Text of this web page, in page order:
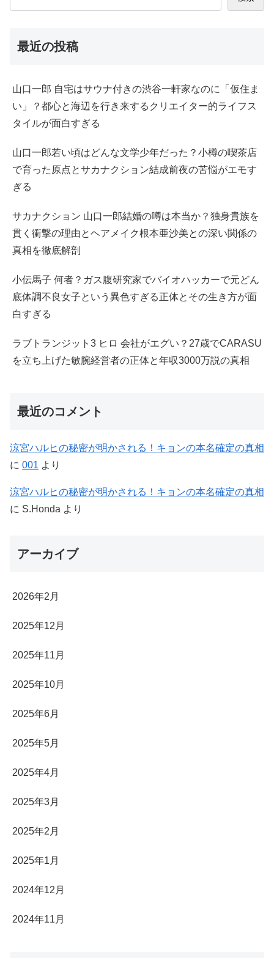
最近の投稿
山口一郎 自宅はサウナ付きの渋谷一軒家なのに「仮住ま
い」？都心と海辺を行き来するクリエイター的ライフス
タイルが面白すぎる
山口一郎若い頃はどんな文学少年だった？小樽の喫茶店
で育った原点とサカナクション結成前夜の苦悩がエモす
ぎる
サカナクション 山口一郎結婚の噂は本当か？独身貴族を
貫く衝撃の理由とヘアメイク根本亜沙美との深い関係の
真相を徹底解剖
小伝馬子 何者？ガス腹研究家でバイオハッカーで元どん
底体調不良女子という異色すぎる正体とその生き方が面
白すぎる
ラブトランジット3 ヒロ 会社がエグい？27歳でCARASU
を立ち上げた敏腕経営者の正体と年収3000万説の真相
最近のコメント
涼宮ハルヒの秘密が明かされる！キョンの本名確定の真相
に 001 より
涼宮ハルヒの秘密が明かされる！キョンの本名確定の真相
に S.Honda より
アーカイブ
2026年2月
2025年12月
2025年11月
2025年10月
2025年6月
2025年5月
2025年4月
2025年3月
2025年2月
2025年1月
2024年12月
2024年11月